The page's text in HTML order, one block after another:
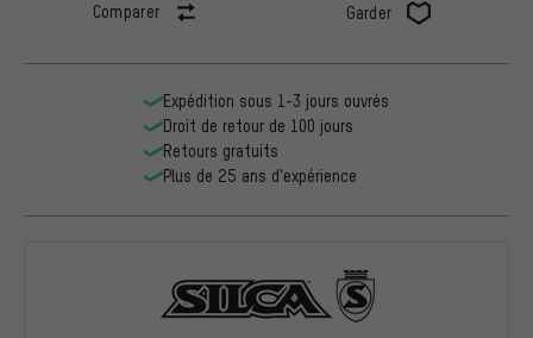
Comparer Garder
Expédition sous 1-3 jours ouvrés
Droit de retour de 100 jours
Retours gratuits
Plus de 25 ans d'expérience
SILCA